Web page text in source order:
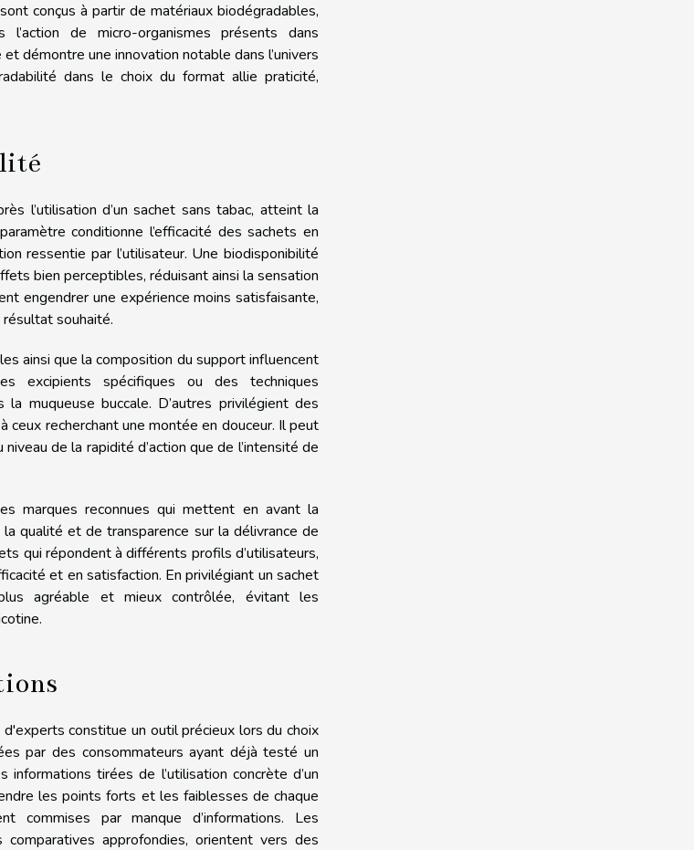
conçus à partir de matériaux biodégradables,
de micro-organismes présents dans
démontre une innovation notable dans l’univers
dans le choix du format allie praticité,
l’utilisation d’un sachet sans tabac, atteint la
conditionne l’efficacité des sachets en
ressentie par l’utilisateur. Une biodisponibilité
bien perceptibles, réduisant ainsi la sensation
engendrer une expérience moins satisfaisante,
souhaité.
ainsi que la composition du support influencent
excipients spécifiques ou des techniques
muqueuse buccale. D’autres privilégient des
recherchant une montée en douceur. Il peut
de la rapidité d’action que de l’intensité de
marques reconnues qui mettent en avant la
qualité et de transparence sur la délivrance de
qui répondent à différents profils d’utilisateurs,
et en satisfaction. En privilégiant un sachet
agréable et mieux contrôlée, évitant les
constitue un outil précieux lors du choix
par des consommateurs ayant déjà testé un
tirées de l’utilisation concrète d’un
les points forts et les faiblesses de chaque
commises par manque d’informations. Les
approfondies, orientent vers des